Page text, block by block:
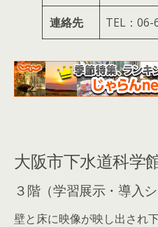
連絡先 TEL：06-
大阪市下水道科学
３階（学習展示・導入シ
壁と床に映像が映し出され